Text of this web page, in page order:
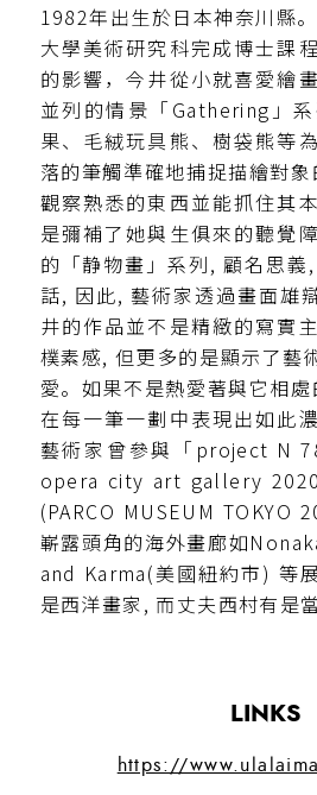
1982年出生於日本神奈川縣
大學美術研究科完成博士課
的影響，今井從小就喜愛繪
並列的情景「Gathering」
果、毛絨玩具熊、樹袋熊等
落的筆觸準確地捕捉描繪對
觀察熟悉的東西並能抓住其
是彌補了她與生俱來的聽覺
的「静物畫」系列, 顧名思
話, 因此, 藝術家透過畫面雄
井的作品並不是精緻的寫實
樸素感, 但更多的是顯示了藝
愛。如果不是熱愛著與它相
在每一筆一劃中表現出如此
藝術家曾參與「project N
opera city art gallery
(PARCO MUSEUM TOKYO
嶄露頭角的海外畫廊如
and Karma(美國紐約市) 等
是西洋畫家, 而丈夫西村有是
LINKS
https://